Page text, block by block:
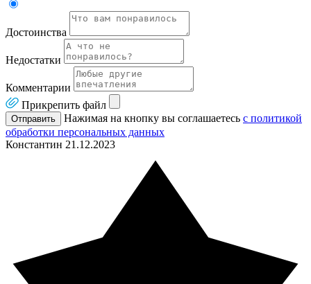
Достоинства
Недостатки
Комментарии
Прикрепить файл
Отправить Нажимая на кнопку вы соглашаетесь с политикой
обработки персональных данных
Константин 21.12.2023